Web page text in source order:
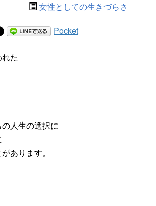
女性としての生きづらさ
Pocket
た
人生の選択に
あります。